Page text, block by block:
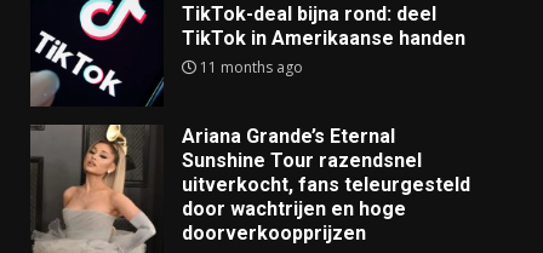
TikTok-deal bijna rond: deel
TikTok in Amerikaanse handen
11 months ago
Ariana Grande’s Eternal
Sunshine Tour razendsnel
uitverkocht, fans teleurgesteld
door wachtrijen en hoge
doorverkoopprijzen